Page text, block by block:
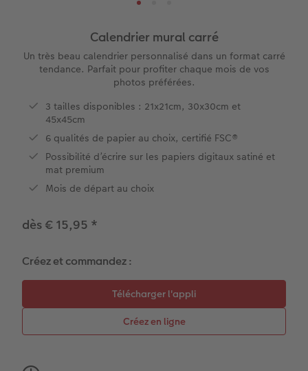
XXL Panorama
A5 Panorama
Bébé
Types de papier
Types de couvertures
Effet relief
Tirages photo mini
Tirages rétro carré
Marque-page photo
Tirage photo encadré
Poster Photo Premium
Autocollants photo
Boîte photo souvenirs
Photo sur carton mousse
Photo sur bois
Polyptyque
Accessoires
Types de papier
Calendrier mural Fineline
Modèles créatifs
Accessoires
Textiles
Magnets photo
Coques smartphones
Boîte cadeau photo
Tirages créatifs
Faire-part de mariage
Faire-part de naissance
Cartes de communion
Tous les thèmes
Effet relief
commande
Calendrier mural carré
Un très beau calendrier personnalisé dans un format carré
tendance. Parfait pour profiter chaque mois de vos
photos préférées.
3 tailles disponibles : 21x21cm, 30x30cm et
45x45cm
6 qualités de papier au choix, certifié FSC®
Possibilité d’écrire sur les papiers digitaux satiné et
mat premium
Mois de départ au choix
dès € 15,95 *
Créez et commandez :